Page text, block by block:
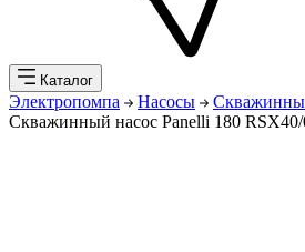
Каталог
Электропомпа Насосы
Скважинный насос Panelli 180